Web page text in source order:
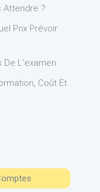
Attendre ?
Prix Prévoir
L’examen
Coût Et